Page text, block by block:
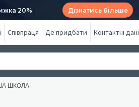
20% Дізнатись більше
Співпраця Де придбати Контактні дані
ШКОЛА